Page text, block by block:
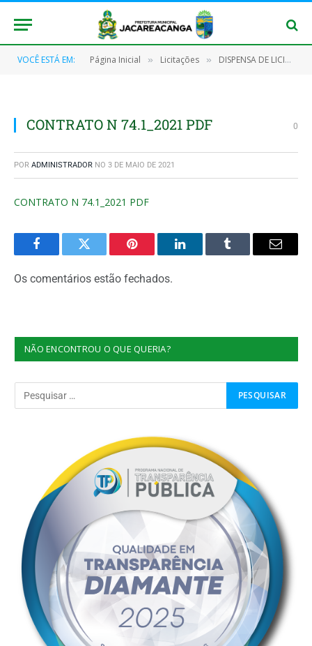
VOCÊ ESTÁ EM: Página Inicial » Licitações » DISPENSA DE LICITAÇÃO Nº 30.1/2021 (AQUISIÇÃO DE MATERIAL PERMANENTE PARA ATENDER AS NECESSIDADES DA PREFEITURA MUNICIPAL E SUAS SECRETARIAS)
CONTRATO N 74.1_2021 PDF 0
POR ADMINISTRADOR NO 3 DE MAIO DE 2021
CONTRATO N 74.1_2021 PDF
FacebookTwitter Pinterest O
Tumblr
E-
Os comentários estão fechados.
NÃO ENCONTROU O QUE QUERIA?